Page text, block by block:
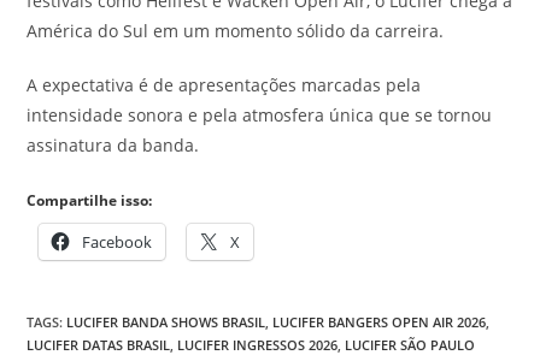
América do Sul em um momento sólido da carreira.
A expectativa é de apresentações marcadas pela
intensidade sonora e pela atmosfera única que se tornou
assinatura da banda.
Compartilhe isso:
Facebook X
TAGS: LUCIFER BANDA SHOWS BRASIL, LUCIFER BANGERS OPEN AIR 2026,
LUCIFER DATAS BRASIL, LUCIFER INGRESSOS 2026, LUCIFER SÃO PAULO